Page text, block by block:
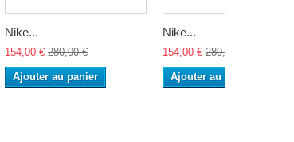
Nike...
154,00 € 280,00 €
Ajouter au panier
Nike...
154,00 € 280,00 €
Ajouter au panier